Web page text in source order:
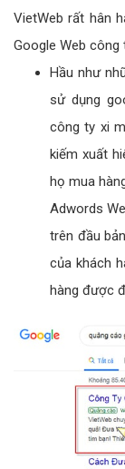
VietWeb rất hân
Google Web công
Hầu như
sử dụng
công ty xi
kiếm xuất
họ mua
Adwords
trên đầu
của khách
hàng được